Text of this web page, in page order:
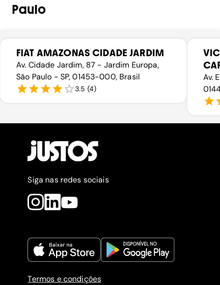
Paulo
FIAT AMAZONAS CIDADE JARDIM
Av. Cidade Jardim, 87 - Jardim Europa,
São Paulo - SP, 01453-000, Brasil
3.5 (4)
Av.
Siga nas redes sociais
Termos e condições